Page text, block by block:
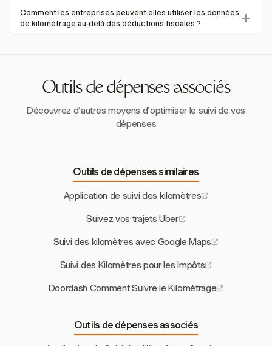
avec le suivi financier basé sur les projets.
Le suivi détaillé de Harvest permet aux entreprises
d'analyser les données de kilométrage pour obtenir des
Comment les entreprises peuvent-elles utiliser les données
de kilométrage au-delà des déductions fiscales ?
l'allocation des ressources, améliorant ainsi l'efficacité
opérationnelle globale.
Outils de dépenses associés
Découvrez d'autres moyens d'optimiser le suivi de vos
dépenses
Outils de dépenses similaires
Application de suivi des kilomètres
Suivez vos trajets Uber
Suivi des kilomètres avec Google Maps
Suivi des Kilomètres pour les Impôts
Doordash Comment Suivre le Kilométrage
Outils de dépenses associés